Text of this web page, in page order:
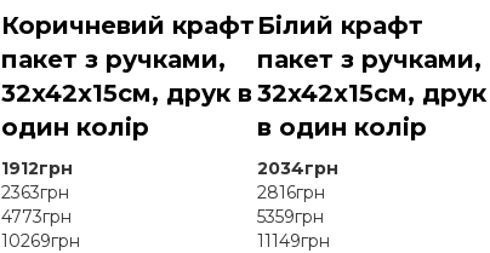
Коричневий крафт
пакет з ручками,
32x42x15см, друк в
один колір
Білий крафт
пакет з ручками,
32x42x15см, друк
в один колір
1912грн
2034грн
2363грн
2816грн
4773грн
5359грн
10269грн
11149грн